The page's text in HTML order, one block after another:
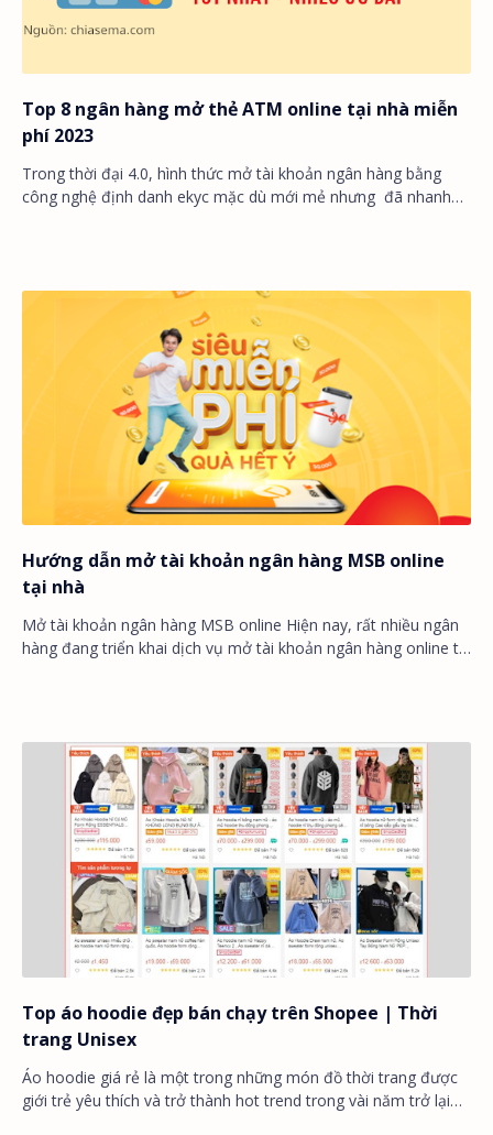
Top 8 ngân hàng mở thẻ ATM online tại nhà miễn
phí 2023
Trong thời đại 4.0, hình thức mở tài khoản ngân hàng bằng
công nghệ định danh ekyc mặc dù mới mẻ nhưng đã nhanh
Hướng dẫn mở tài khoản ngân hàng MSB online
tại nhà
Mở tài khoản ngân hàng MSB online Hiện nay, rất nhiều ngân
hàng đang triển khai dịch vụ mở tài khoản ngân hàng online tại
Top áo hoodie đẹp bán chạy trên Shopee | Thời
trang Unisex
Áo hoodie giá rẻ là một trong những món đồ thời trang được
giới trẻ yêu thích và trở thành hot trend trong vài năm trở lại